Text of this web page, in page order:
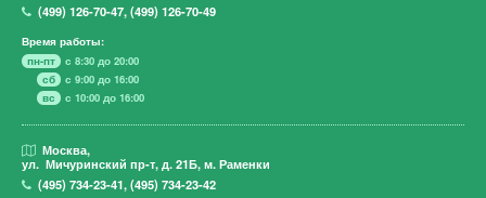
(499)126-70-47,(499)126-70-49
Время работы:
пн-пт
с 8:30 до 20:00
сб
с 9:00 до 16:00
вс
с 10:00 до 16:00
Москва,
ул. Мичуринский пр-т, д. 21Б, м. Раменки
(495)734-23-41,(495)734-23-42